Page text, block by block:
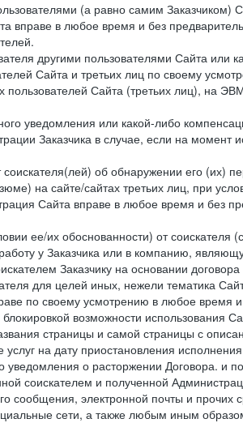
(а равно самим
в любое время и без
другими пользователями Сайта или
Сайта и третьих лиц по своему
Сайта (третьих лиц), на
уведомления или какой-либо
Заказчика в случае, если на момент
об обнаружении его (их)
на сайте/сайтах третьих лиц, при
Сайта вправе в любое время и без
ее/их обоснованности) от соискателя
у Заказчика или в компанию,
Заказчику на основании
для целей иных, нежели тематика
по своему усмотрению в любое время
возможности использования
страницы и самой страницы с
на дату приостановления исполнения
о расторжении Договора. и
соискателем и полученной
электронной почты и прочих
сети, а также любым иным